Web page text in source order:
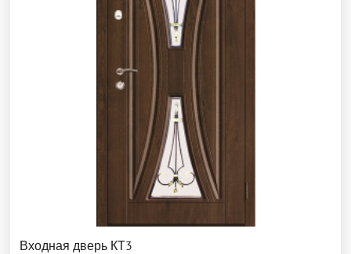
Входная дверь КТ3